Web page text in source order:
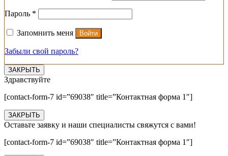
Пароль *
Запомнить меня Войти
Забыли свой пароль?
ЗАКРЫТЬ
Здравствуйте
[contact-form-7 id=”69038″ title=”Контактная форма 1″]
ЗАКРЫТЬ
Оставьте заявку и наши специалисты свяжутся с вами!
[contact-form-7 id=”69038″ title=”Контактная форма 1″]